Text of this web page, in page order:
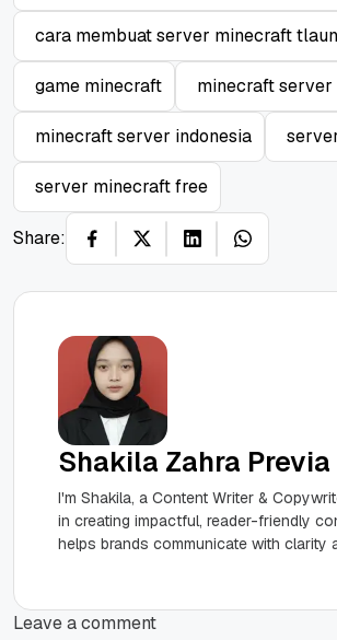
cara membuat server minecraft
game minecraft minecraft server
minecraft server indonesia
server minecraft free
Share:
Shakila Zahra Previa
I'm Shakila, a Content Writer &
in creating impactful, reader-friendly
helps brands communicate with clarity
Leave a comment